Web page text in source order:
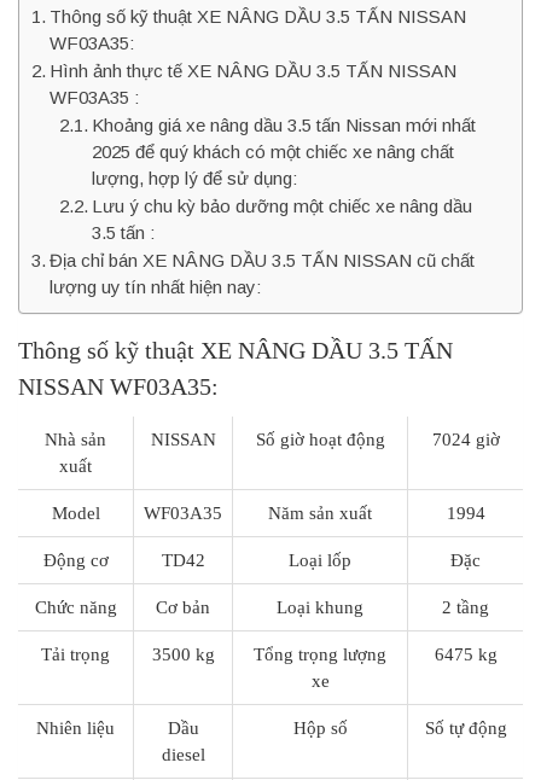
Thông số kỹ thuật XE NÂNG DẦU 3.5 TẤN NISSAN
WF03A35:
Hình ảnh thực tế XE NÂNG DẦU 3.5 TẤN NISSAN
WF03A35 :
Khoảng giá xe nâng dầu 3.5 tấn Nissan mới nhất
2025 để quý khách có một chiếc xe nâng chất
lượng, hợp lý để sử dụng:
Lưu ý chu kỳ bảo dưỡng một chiếc xe nâng dầu
3.5 tấn :
Địa chỉ bán XE NÂNG DẦU 3.5 TẤN NISSAN cũ chất
lượng uy tín nhất hiện nay:
Thông số kỹ thuật XE NÂNG DẦU 3.5 TẤN
NISSAN WF03A35:
Nhà sản
xuất
NISSAN Số giờ hoạt động 7024 giờ
Model WF03A35 Năm sản xuất 1994
Động cơ TD42 Loại lốp Đặc
Chức năng Cơ bản Loại khung 2 tầng
Tải trọng 3500 kg
Tổng trọng lượng
xe
6475 kg
Nhiên liệu
Dầu
diesel
Hộp số Số tự động